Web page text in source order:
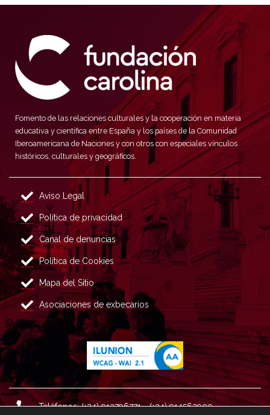
Fomento de las relaciones culturales y la cooperación en materia
educativa y científica entre España y los países de la Comunidad
Iberoamericana de Naciones y con otros con especiales vínculos
históricos, culturales y geográficos.
Aviso Legal
Política de privacidad
Canal de denuncias
Política de Cookies
Mapa del Sitio
Asociaciones de exbecarios
Teléfonos: (+34) 913796771 - (+34) 914562900